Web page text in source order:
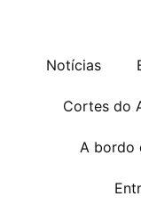
Notícias
Cortes do
A bordo